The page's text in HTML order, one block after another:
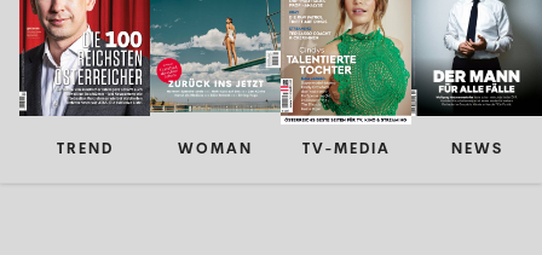
TREND WOMAN TV-MEDIA NEWS